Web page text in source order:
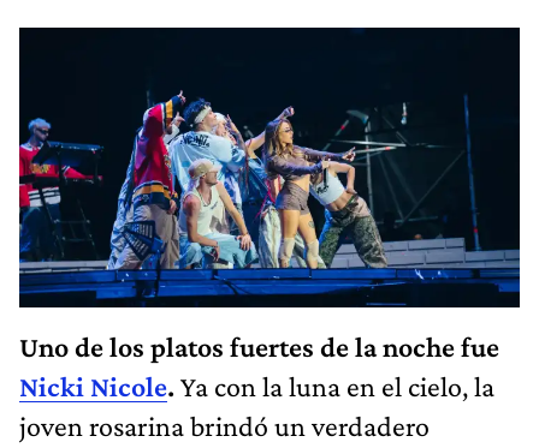
Uno de los platos fuertes de la noche fue
Nicki Nicole. Ya con la luna en el cielo, la
joven rosarina brindó un verdadero